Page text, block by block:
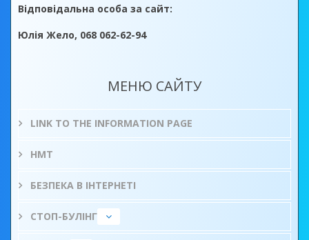
Відповідальна особа за сайт:
Юлія Жело, 068 062-62-94
МЕНЮ САЙТУ
LINK TO THE INFORMATION PAGE
НМТ
БЕЗПЕКА В ІНТЕРНЕТІ
СТОП-БУЛІНГ